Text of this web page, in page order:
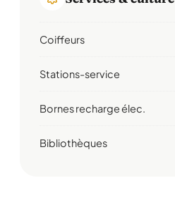
Coiffeurs
Stations-service
Bornes recharge élec.
Bibliothèques